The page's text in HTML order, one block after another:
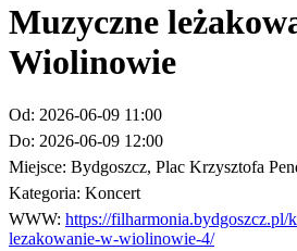
Muzyczne
Wiolinowie
Od: 2026-06-09 11:00
Do: 2026-06-09 12:00
Miejsce: Bydgoszcz, Plac Krzysztofa
Kategoria: Koncert
WWW: https://filharmonia.bydgoszcz.pl/
lezakowanie-w-wiolinowie-4/